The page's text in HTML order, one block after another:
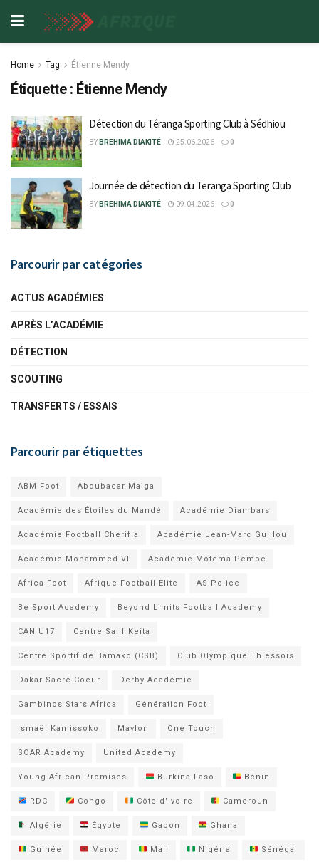
Home Tag Étienne Mendy
Étiquette : Étienne Mendy
Détection du Téranga Sporting Club à Sédhiou
BY BREHIMA DIAKITÉ 25.06.2026 0
Journée de détection du Teranga Sporting Club
BY BREHIMA DIAKITÉ 09.04.2026 0
Parcourir par catégories
ACTUS ACADÉMIES
APRÈS L’ACADÉMIE
DÉTECTION
SCOUTING
TRANSFERTS / ESSAIS
Parcourir par étiquettes
ABM Foot Aboubacar Maiga
Académie des Étoiles du Mandé Académie Diambars
Académie Football Cherifla Académie Jean-Marc Guillou
Académie Mohammed VI Académie Motema Pembe
Africa Foot Afrique Football Elite AS Police
Be Sport Academy Beyond Limits Football Academy
CAN U17 Centre Salif Keita
Centre Sportif de Bamako (CSB) Club Olympique Thiessois
Dakar Sacré-Coeur Derby Académie
Gambinos Stars Africa Génération Foot
Ismaël Kamissoko Mavlon One Touch
SOAR Academy United Academy
Young African Promises Burkina Faso Bénin
RDC Congo Côte d'Ivoire Cameroun
Algérie Égypte Gabon Ghana
Guinée Maroc Mali Nigéria Sénégal